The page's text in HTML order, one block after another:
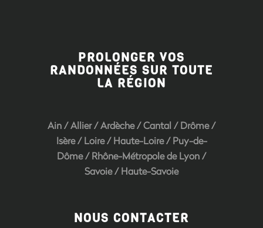
PROLONGER VOS
RANDONNÉES SUR TOUTE
LA RÉGION
Ain/Allier/Ardèche/Cantal /Drôme/
Isère/Loire/Haute-Loire/Puy-de-
Dôme/Rhône-Métropole de Lyon/
Savoie/Haute-Savoie
NOUS CONTACTER